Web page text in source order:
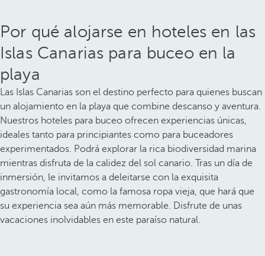
Por qué alojarse en hoteles en las
Islas Canarias para buceo en la
playa
Las Islas Canarias son el destino perfecto para quienes buscan
un alojamiento en la playa que combine descanso y aventura.
Nuestros hoteles para buceo ofrecen experiencias únicas,
ideales tanto para principiantes como para buceadores
experimentados. Podrá explorar la rica biodiversidad marina
mientras disfruta de la calidez del sol canario. Tras un día de
inmersión, le invitamos a deleitarse con la exquisita
gastronomía local, como la famosa ropa vieja, que hará que
su experiencia sea aún más memorable. Disfrute de unas
vacaciones inolvidables en este paraíso natural.